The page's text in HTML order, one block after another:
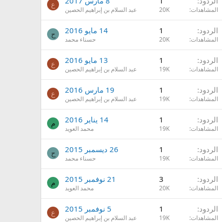
المشاهدات 20K عبد السلام بن إبراهيم الحصين
ع
الردود 1
المشاهدات 20K
14 مايو 2016
حسناء محمد
ح
الردود 1
المشاهدات 19K
13 مايو 2016
عبد السلام بن إبراهيم الحصين
ع
الردود 1
المشاهدات 19K
19 مارس 2016
عبد السلام بن إبراهيم الحصين
ع
الردود 1
المشاهدات 19K
14 يناير 2016
محمد العويد
م
الردود 1
المشاهدات 19K
26 ديسمبر 2015
حسناء محمد
ح
الردود 3
المشاهدات 20K
21 نوفمبر 2015
محمد العويد
م
الردود 1
المشاهدات 19K
5 نوفمبر 2015
عبد السلام بن إبراهيم الحصين
ع